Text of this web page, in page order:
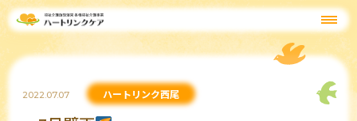
2022.07.07 ハートリンク西尾